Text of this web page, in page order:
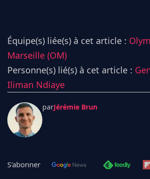
Équipe(s) liée(s) à cet article :
Marseille (OM)
Personne(s) lié(s) à cet article :
Iliman Ndiaye
parJérémie Brun
S'abonner